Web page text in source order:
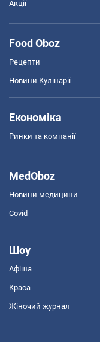
Акції
Food Oboz
Рецепти
Новини Кулінарії
Економіка
Ринки та компанії
MedOboz
Новини медицини
Covid
Шоу
Афіша
Краса
Жіночий журнал